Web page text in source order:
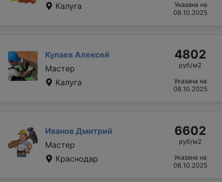
Калуга
Указана на
08.10.2025
Кулаев Алексей
Мастер
Калуга
4802
руб/м2
Указана на
08.10.2025
Иванов Дмитрий
Мастер
Краснодар
6602
руб/м2
Указана на
08.10.2025